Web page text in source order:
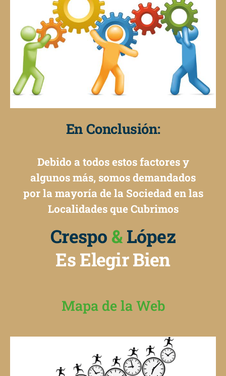
En Conclusión:
Debido a todos estos factores y
algunos más, somos demandados
por la mayoría de la Sociedad en las
Localidades que Cubrimos
Crespo&López
Es Elegir Bien
Mapa de la Web